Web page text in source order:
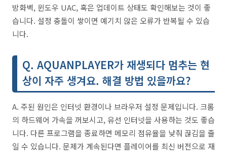
방화벽, 윈도우 UAC, 혹은 업데이트 상태도 확인해보는 것이 좋
습니다. 설정 충돌이 쌓이면 예기치 않은 오류가 반복될 수 있습
니다.
Q. AQUANPLAYER가 재생되다 멈추는 현
상이 자주 생겨요. 해결 방법 있을까요?
A. 주된 원인은 인터넷 환경이나 브라우저 설정 문제입니다. 크롬
의 하드웨어 가속을 꺼보시고, 유선 인터넷을 사용하는 것도 좋습
니다. 다른 프로그램을 종료하면 메모리 점유율을 낮춰 끊김을 줄
일 수 있습니다. 문제가 계속된다면 플레이어를 최신 버전으로 재